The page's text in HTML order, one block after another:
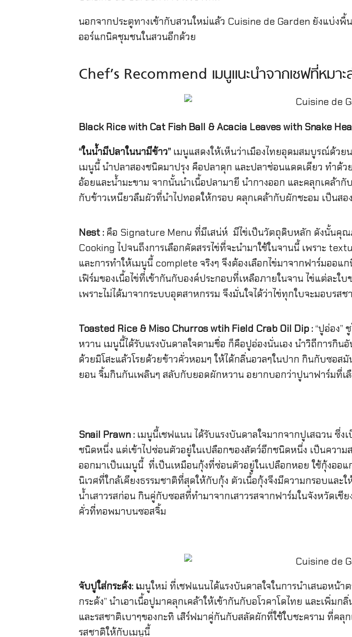
นอกจากประตูทางเข้ากับสวนใหม่แล้ว Cuisine de Garden ยังแบ่ง
ออร์แกนิคชุมชนในสวนอีกด้วย
Chef’s Recommend เมนูแนะนำจากเชฟที่หมา
Black Rice with Cat Fish Ball & Acacia Leaves with Snake
“ในน้ำมีปลาในนามีข้าว”เมนูแสดงให้เห็นว่าเมืองไทยอุดมสมบูรณ์ด้ว
เมนูนี้ นำปลาสองชนิดมาปรุง คือปลาดุก และปลาช่อนแดดเดียว ทำด้
อ้อยและน้ำมะขาม จากนั้นนำเนื้อปลามายี นำกางออก และคลุกเคล้า
กับข้าวเหนียวลืมผัวที่นำไปทอดให้กรอบ คลุกเคล้ากับผักชะอม เป็นสอ
Nest :คือ Signature Menu ที่มีเสน่ห์ มีไข่เป็นวัตถุดิบหลัก ดังนั้นคุณ
Cooking ไปจนถึงการเลือกคัดสรรไข่ที่จะนำมาใช้ในจานนี้ เพราะ
และการทำให้เมนูนี้ complete จริงๆ จึงต้องเลือกไข่มาจากฟาร์มออ
เฟิร์มของเนื้อไข่ที่เข้ากันกับองค์ประกอบที่เหลือภายในจาน ไข่แต่ละใ
เพราะไม่ได้มาจากระบบอุตสาหกรรม จึงมั่นใจได้ว่าไข่ทุกใบจะมอบร
Toasted Rice & Miso Churros wtih Field Crab Oil Dip : “ปูอ่อง”
หวาน เมนูนี้ได้รับแรงบันดาลใจตามชื่อ ก็คือปูอ่องนั่นเอง นำวิถีการกิน
ด้วยมิโสะแล้วโรยด้วยข้าวคั่วหอมๆ ให้ได้กลิ่นอวลๆในปาก กินกับซอ
ยอน จิ้มกินกันเพลินๆ สลับกับยอดผักหวาน อยากบอกว่าปูนาฟาร์มที่เ
Snail Prawn : เมนูนี้เชฟแนน ได้รับแรงบันดาลใจมากจากปูเสฉวน
ชนิดหนึ่ง แต่เข้าไปซ่อนตัวอยู่ในเปลือกของสัตว์อีกชนิดหนึ่ง เป็นควา
ออกมาเป็นเมนูนี้ ที่เป็นเหมือนกุ้งที่ซ่อนตัวอยู่ในเปลือกหอย ใช้กุ้งออ
นิเวศที่ใกล้เคียงธรรมชาติที่สุดให้กับกุ้ง ตัวเนื้อกุ้งจึงมีความกรอบแล
นำเสาวรสก่อน กินคู่กับซอสที่ทำมาจากเสาวรสจากฟาร์มในจังหวัด
คั่วที่ทอพมาบนซอสจิ้ม
จับปูใส่กระด้ง: เมนูใหม่ ที่เชฟแนนได้แรงบันดาลใจในการนำเสนอหน้
กระด้ง” นำเอาเนื้อปูมาคลุกเคล้าให้เข้ากันกับอโวคาโดไทย และเพิ่
และรสชาติเบาๆของกะทิ เสิร์ฟมาคู่กันกับสลัดผักที่ใช้ใบชะคราม ที่คล
รสชาติให้กับเมนูนี้